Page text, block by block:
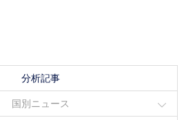
分析記事
国別ニュース